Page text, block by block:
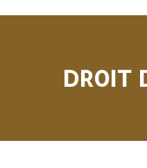
DROIT